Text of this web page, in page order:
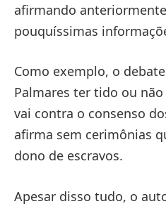
afirmando
pouquíssimas
Como exemplo, o
Palmares ter tido ou
vai contra o consenso
afirma sem cerimônias
dono de escravos.
Apesar disso tudo, o